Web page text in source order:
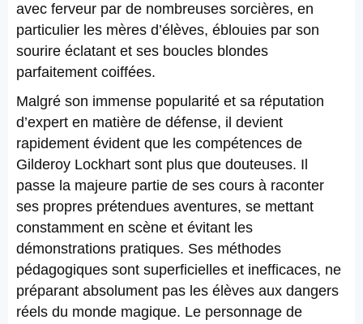
avec ferveur par de nombreuses sorcières, en
particulier les mères d’élèves, éblouies par son
sourire éclatant et ses boucles blondes
parfaitement coiffées.
Malgré son immense popularité et sa réputation
d’expert en matière de défense, il devient
rapidement évident que les compétences de
Gilderoy Lockhart sont plus que douteuses. Il
passe la majeure partie de ses cours à raconter
ses propres prétendues aventures, se mettant
constamment en scène et évitant les
démonstrations pratiques. Ses méthodes
pédagogiques sont superficielles et inefficaces, ne
préparant absolument pas les élèves aux dangers
réels du monde magique. Le personnage de